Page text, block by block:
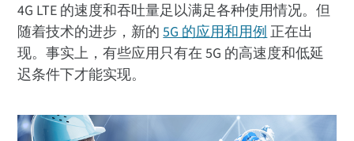
4G LTE 的速度和吞吐量足以满足各种使用情况。但
随着技术的进步，新的5G 的应用和用例正在出
现。事实上，有些应用只有在 5G 的高速度和低延
迟条件下才能实现。